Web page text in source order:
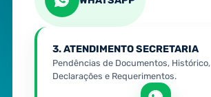
3. ATENDIMENTO SECRETARIA
Pendências de Documentos, Histórico,
Declarações e Requerimentos.